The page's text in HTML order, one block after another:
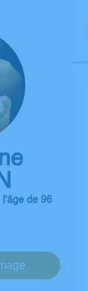
l'âge de 96